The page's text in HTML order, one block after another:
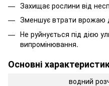
Захищає рослини від
Зменшує втрати врожаю
Не руйнується під дією
випромінювання.
Основні
водний